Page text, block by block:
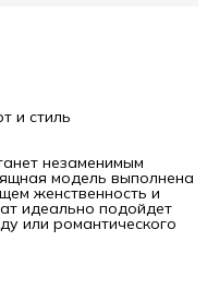
и стиль
незаменимым
модель выполнена
женственность и
идеально подойдет
или романтического